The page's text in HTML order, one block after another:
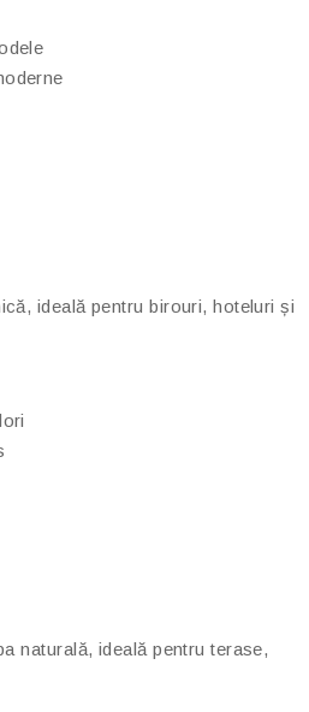
ideală pentru birouri, hoteluri și
naturală, ideală pentru terase,